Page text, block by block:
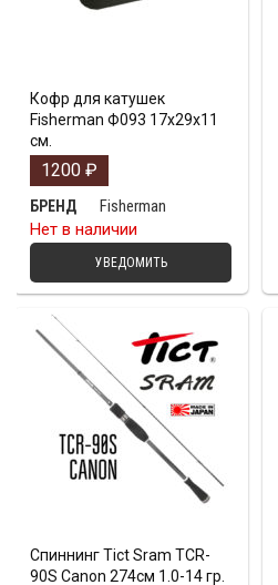
Кофр для катушек
Fisherman Ф093 17х29х11
см.
1200 ₽
БРЕНД
Fisherman
Нет в наличии
УВЕДОМИТЬ
Спиннинг Tict Sram TCR-
90S Canon 274см 1.0-14 гр.